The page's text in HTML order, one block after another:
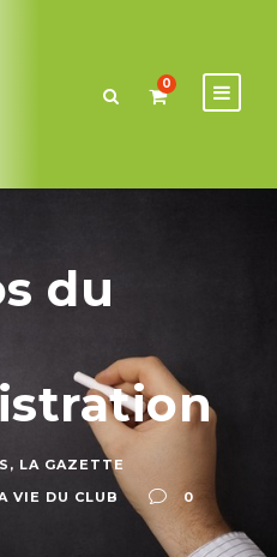
0
du
, LA GAZETTE
VIE DU CLUB 0